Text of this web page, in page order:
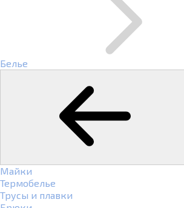
Белье
Майки
Термобелье
Трусы и плавки